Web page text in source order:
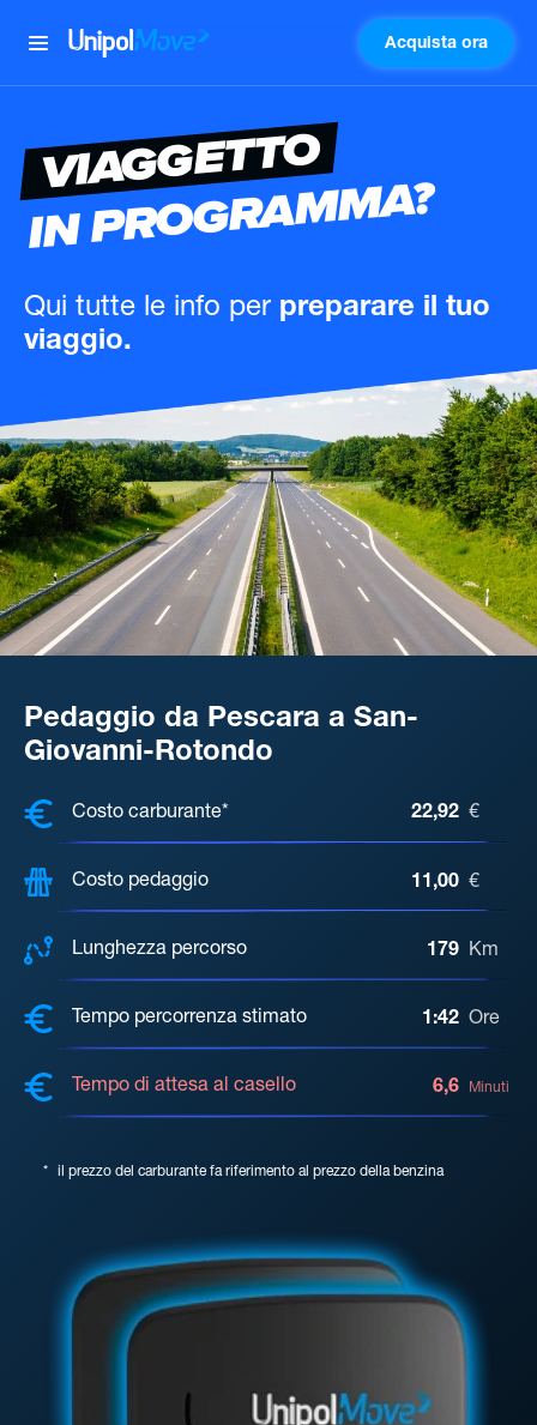
UnipolMove Acquista ora
VIAGGETTO
IN PROGRAMMA?
Qui tutte le info per preparare il tuo
viaggio.
Pedaggio da Pescara a San-
Giovanni-Rotondo
COSTI, DISTANZA, TEMPO DI
Costo carburante* 22,92 €
Costo pedaggio 11,00 €
Lunghezza percorso 179 Km
Tempo percorrenza stimato 1:42 Ore
Tempo di attesa al casello 6,6 Minuti
* il prezzo del carburante fa riferimento al prezzo della benzina